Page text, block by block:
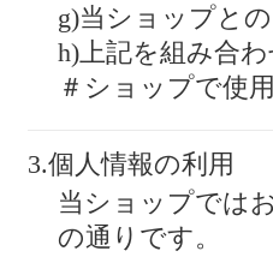
g)当ショップと
h)上記を組み合
＃ショップで使
3.個人情報の利用
当ショップでは
の通りです。